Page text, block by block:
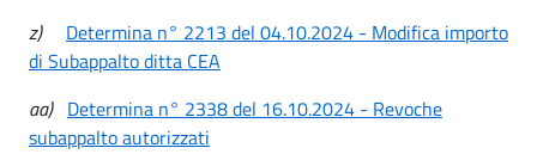
z)
Determina n° 2213 del 04.10.2024 - Modifica importo
di Subappalto ditta CEA
aa) Determina n° 2338 del 16.10.2024 - Revoche
subappalto autorizzati